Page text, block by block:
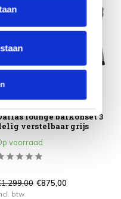
Collectie
lounge balkonset 3
verstelbaar grijs
voorraad
€875,00
btw